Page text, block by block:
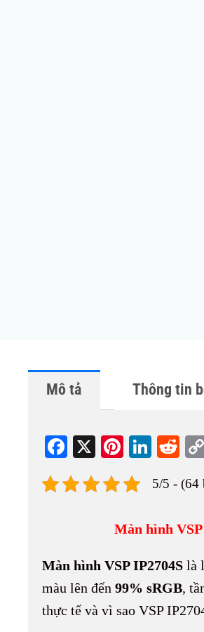
Mô tả Thông tin
Fa
ce
bo
X
Pi
nt
er
t
Li
ed
R
di
5/5 - (64
Màn hình
Màn hình VSP IP2704S là
màu lên đến 99% sRGB,
thực tế và vì sao VSP